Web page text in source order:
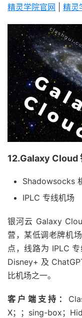
精灵学院官网 精灵
12.Galaxy Cloud
Shadowsocks
IPLC 专线机场
银河云 Galaxy
营，某低调老牌机
点，线路为 IPLC
Disney+ 及
比机场之一。
客户端支持：
X；；sing-box；